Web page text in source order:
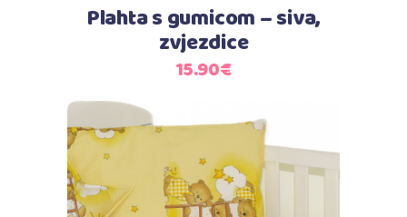
Plahta s gumicom – siva,
zvjezdice
15.90€